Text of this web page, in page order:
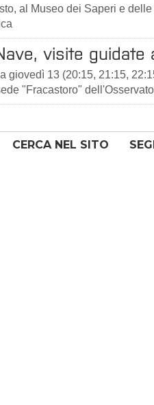
al Museo dei Saperi e
visite guidate
giovedì 13 (20:15, 21:15,
"Fracastoro"
CERCA NEL SITO